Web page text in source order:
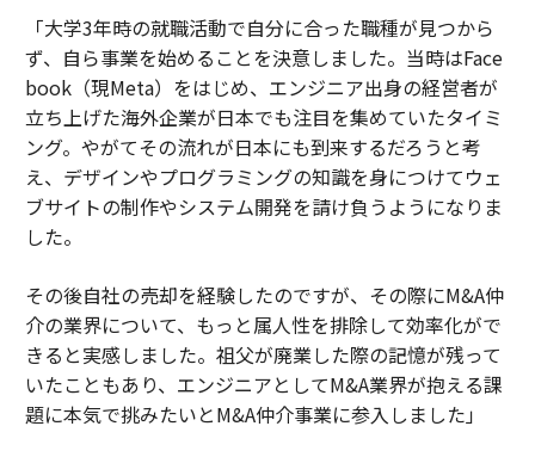
「大学3年時の就職活動で自分に合った職種が見つから
ず、自ら事業を始めることを決意しました。当時はFace
book（現Meta）をはじめ、エンジニア出身の経営者が
立ち上げた海外企業が日本でも注目を集めていたタイミ
ング。やがてその流れが日本にも到来するだろうと考
え、デザインやプログラミングの知識を身につけてウェ
ブサイトの制作やシステム開発を請け負うようになりま
した。
その後自社の売却を経験したのですが、その際にM&A仲
介の業界について、もっと属人性を排除して効率化がで
きると実感しました。祖父が廃業した際の記憶が残って
いたこともあり、エンジニアとしてM&A業界が抱える課
題に本気で挑みたいとM&A仲介事業に参入しました」